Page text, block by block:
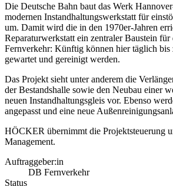
Die Deutsche Bahn baut das Werk
modernen Instandhaltungswerkstatt für
um. Damit wird die in den 1970er-Jahren
Reparaturwerkstatt ein zentraler Baustein
Fernverkehr: Künftig können hier täglich bis
gewartet und gereinigt werden.
Das Projekt sieht unter anderem die
der Bestandshalle sowie den Neubau einer
neuen Instandhaltungsgleis vor. Ebenso
angepasst und eine neue
HÖCKER übernimmt die Projektsteuerung
Management.
Auftraggeber:in
DB Fernverkehr
Status